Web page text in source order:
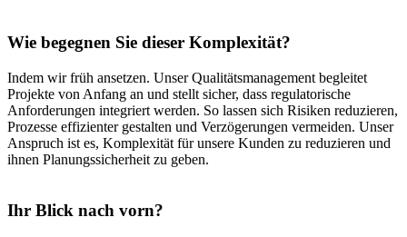
Wie begegnen Sie dieser Komplexität?
Indem wir früh ansetzen. Unser Qualitätsmanagement begleitet
Projekte von Anfang an und stellt sicher, dass regulatorische
Anforderungen integriert werden. So lassen sich Risiken reduzieren,
Prozesse effizienter gestalten und Verzögerungen vermeiden. Unser
Anspruch ist es, Komplexität für unsere Kunden zu reduzieren und
ihnen Planungssicherheit zu geben.
Ihr Blick nach vorn?